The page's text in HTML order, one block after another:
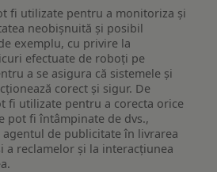
fi utilizate pentru a monitoriza și
neobișnuită și posibil
exemplu, cu privire la
efectuate de roboți pe
a se asigura că sistemele și
corect și sigur. De
fi utilizate pentru a corecta orice
pot fi întâmpinate de dvs.,
de publicitate în livrarea
a reclamelor și la interacțiunea